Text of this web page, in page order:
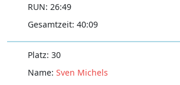
26:49
40:09
30
Sven Michels